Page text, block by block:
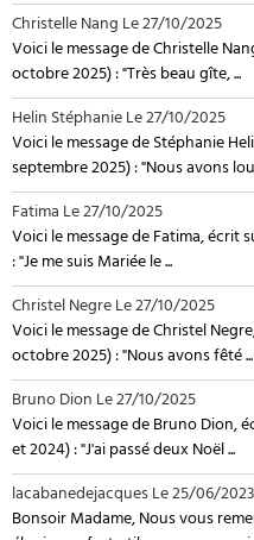
Christelle NangLe 27/10/2025
Voici le message de Christelle
octobre 2025) : "Très beau gîte, ...
Helin StéphanieLe 27/10/2025
Voici le message de Stéphanie
septembre 2025) : "Nous avons
FatimaLe 27/10/2025
Voici le message de Fatima, écrit
: "Je me suis Mariée le ...
Christel NegreLe 27/10/2025
Voici le message de Christel
octobre 2025) : "Nous avons fêté ...
Bruno DionLe 27/10/2025
Voici le message de Bruno Dion,
et 2024) : "J'ai passé deux Noël ...
lacabanedejacquesLe 25/06/2023
Bonsoir Madame, Nous vous